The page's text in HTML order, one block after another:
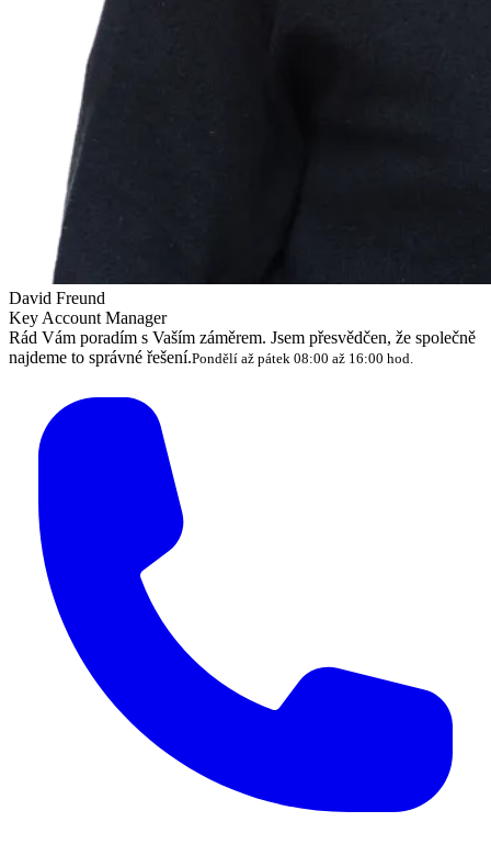
David Freund
Key Account Manager
Rád Vám poradím s Vaším záměrem. Jsem přesvědčen, že společně
najdeme to správné řešení.Pondělí až pátek 08:00 až 16:00 hod.